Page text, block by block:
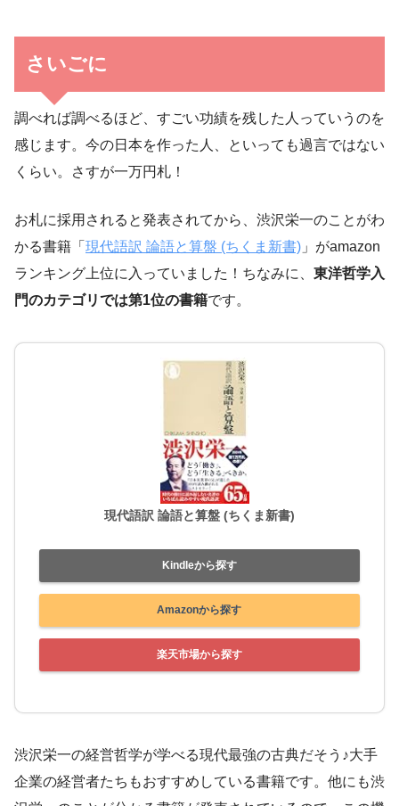
さいごに
調べれば調べるほど、すごい功績を残した人っていうのを
感じます。今の日本を作った人、といっても過言ではない
くらい。さすが一万円札！
お札に採用されると発表されてから、渋沢栄一のことがわ
かる書籍「 現代語訳 論語と算盤 (ちくま新書) 」がamazon
ランキング上位に入っていました！ちなみに、 東洋哲学入
門のカテゴリでは第1位の書籍です。
現代語訳 論語と算盤 (ちくま新書)
Kindleから探す
Amazonから探す
楽天市場から探す
渋沢栄一の経営哲学が学べる現代最強の古典だそう♪大手
企業の経営者たちもおすすめしている書籍です。他にも渋